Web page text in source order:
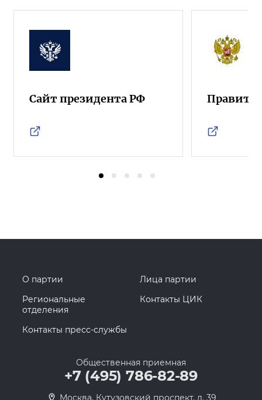
Сайт президента РФ
О партии
Лица партии
Региональные
отделения
Контакты ЦИК
Контакты пресс-службы
Общественная приемная
+7 (495) 786-82-89
Москва, Кутузовский проспект, д. 39